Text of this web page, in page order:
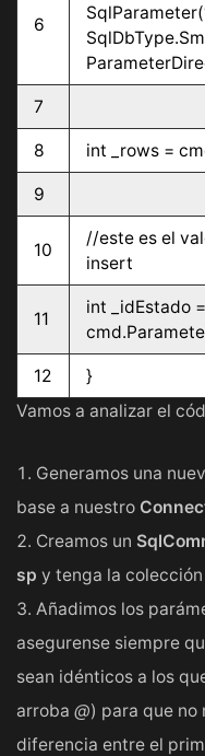
6
7
8 int _rows =
9
10
//este es el
insert
11
int _idEstado =
12
}
Vamos a analizar el
Generamos una
base a nuestro
Creamos un
sp y tenga la
Añadimos los
asegurense siempre
sean idénticos a los
arroba @) para que no
diferencia entre el